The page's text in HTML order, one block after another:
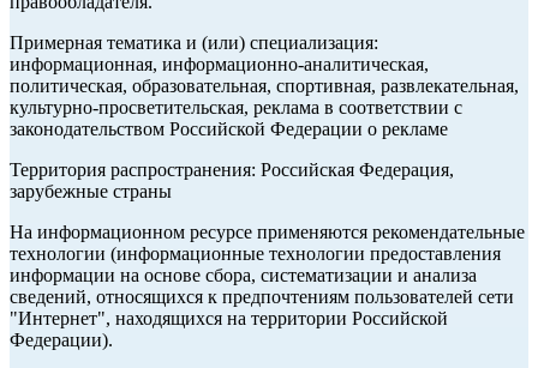
Примерная тематика и (или) специализация:
информационная, информационно-аналитическая,
политическая, образовательная, спортивная, развлекательная,
культурно-просветительская, реклама в соответствии с
законодательством Российской Федерации о рекламе
Территория распространения: Российская Федерация,
зарубежные страны
На информационном ресурсе применяются рекомендательные
технологии (информационные технологии предоставления
информации на основе сбора, систематизации и анализа
сведений, относящихся к предпочтениям пользователей сети
"Интернет", находящихся на территории Российской
Федерации).